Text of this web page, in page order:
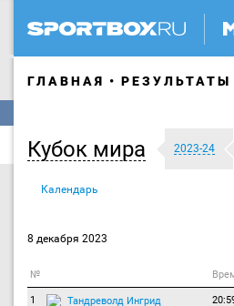
ГЛАВНАЯ РЕЗУЛЬТАТЫ
Кубок мира 2023-24
Календарь
8 декабря 2023
№
1 Тандреволд Ингрид